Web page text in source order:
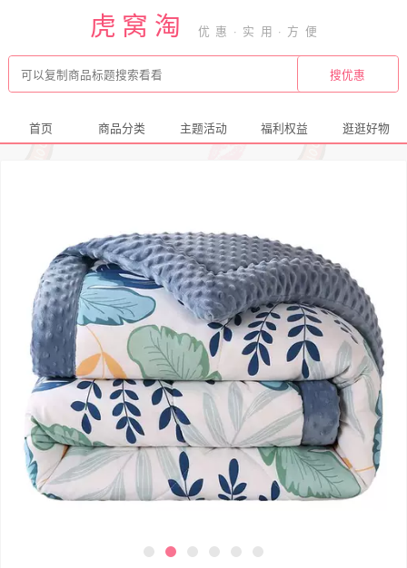
虎窝淘
首页 商品分类 主题活动 福利权益 逛逛好物